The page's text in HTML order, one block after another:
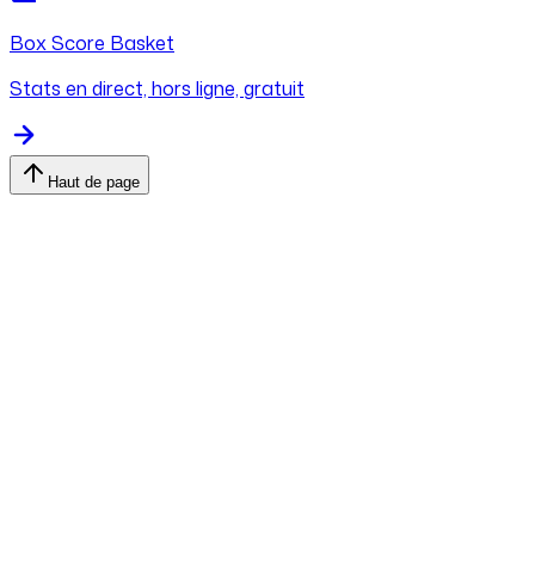
Box Score Basket
Stats en direct, hors ligne, gratuit
Haut de page